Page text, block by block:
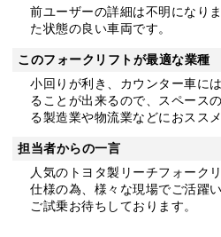
前ユーザーの詳細は不明になり
た状態の良い車両です。
このフォークリフトが最適な業種
小回りが利き、カウンター車に
ることが出来るので、スペース
る製造業や物流業などにおススメ
担当者からの一言
人気のトヨタ製リーチフォーク
仕様の為、様々な現場でご活躍
ご試乗お待ちしております。